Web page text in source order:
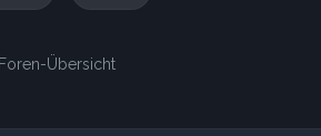
Übersicht